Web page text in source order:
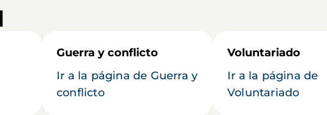
Guerra y conflicto
Ir a la página de Guerra y
conflicto
Voluntariado
Ir a la página de
Voluntariado